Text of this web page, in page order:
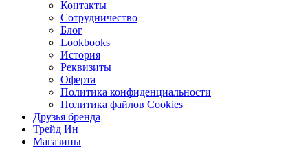
Контакты
Сотрудничество
Блог
Lookbooks
История
Реквизиты
Оферта
Политика конфиденциальности
Политика файлов Cookies
Друзья бренда
Трейд Ин
Магазины